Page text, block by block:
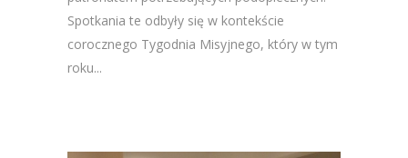
Spotkania te odbyły się w kontekście
corocznego Tygodnia Misyjnego, który w tym
roku...